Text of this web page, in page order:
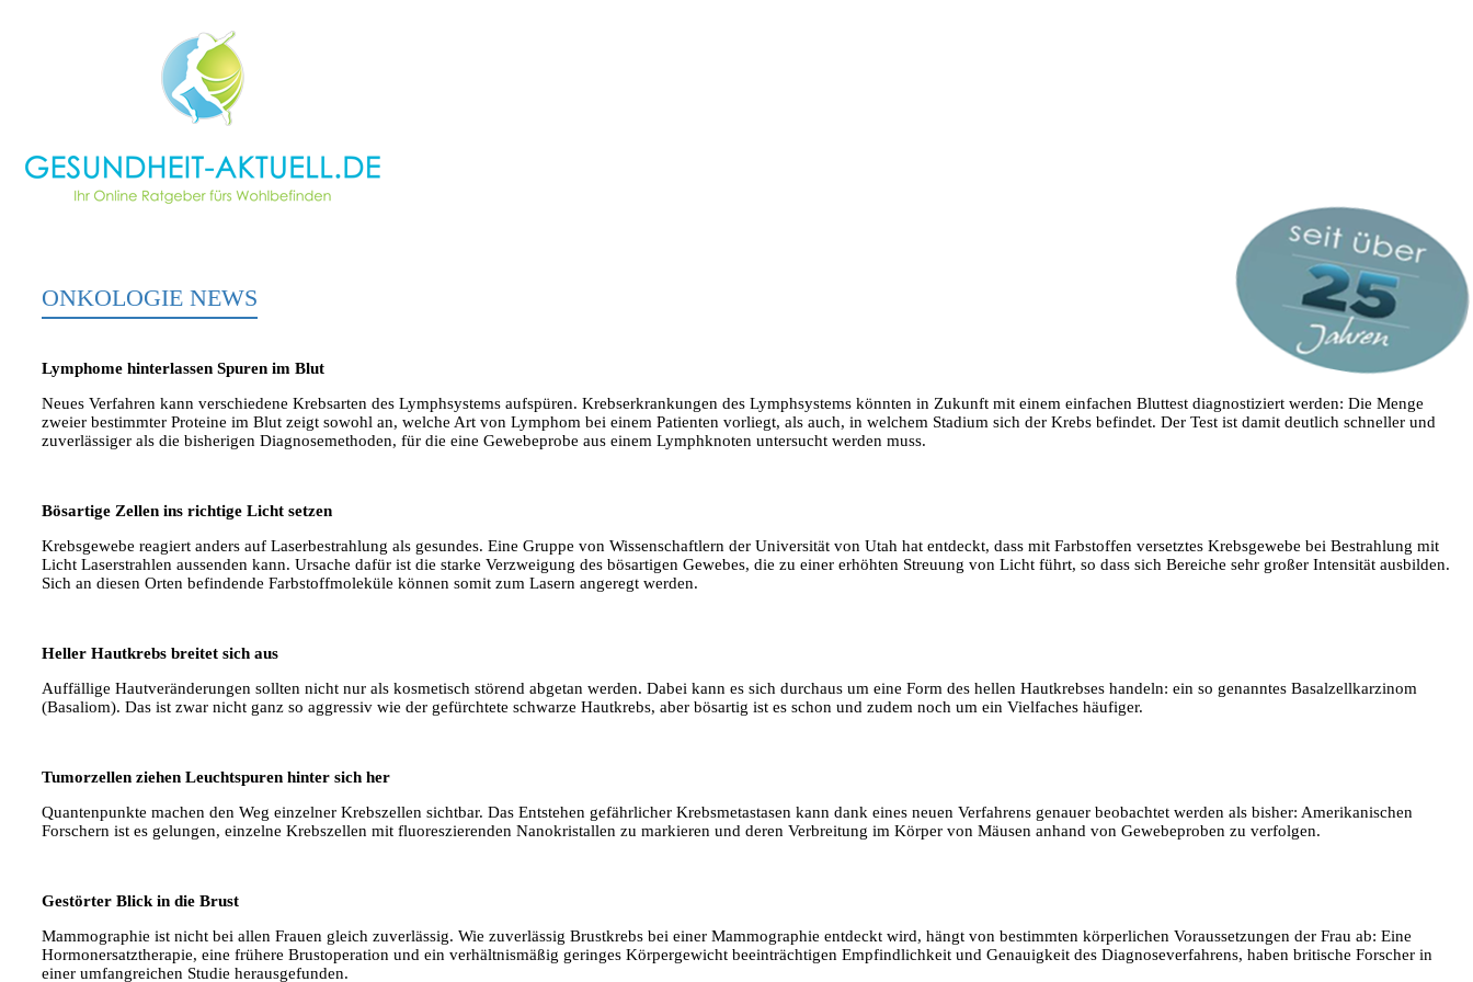
ONKOLOGIE NEWS
Lymphome hinterlassen Spuren im Blut
Neues Verfahren kann verschiedene Krebsarten des Lymphsystems aufspüren. Krebserkrankungen des Lymphsystems könnten in Zukunft mit einem einfachen Bluttest diagnostiziert werden: Die Menge
zweier bestimmter Proteine im Blut zeigt sowohl an, welche Art von Lymphom bei einem Patienten vorliegt, als auch, in welchem Stadium sich der Krebs befindet. Der Test ist damit deutlich schneller und
zuverlässiger als die bisherigen Diagnosemethoden, für die eine Gewebeprobe aus einem Lymphknoten untersucht werden muss.
Bösartige Zellen ins richtige Licht setzen
Krebsgewebe reagiert anders auf Laserbestrahlung als gesundes. Eine Gruppe von Wissenschaftlern der Universität von Utah hat entdeckt, dass mit Farbstoffen versetztes Krebsgewebe bei Bestrahlung mit
Licht Laserstrahlen aussenden kann. Ursache dafür ist die starke Verzweigung des bösartigen Gewebes, die zu einer erhöhten Streuung von Licht führt, so dass sich Bereiche sehr großer Intensität ausbilden.
Sich an diesen Orten befindende Farbstoffmoleküle können somit zum Lasern angeregt werden.
Heller Hautkrebs breitet sich aus
Auffällige Hautveränderungen sollten nicht nur als kosmetisch störend abgetan werden. Dabei kann es sich durchaus um eine Form des hellen Hautkrebses handeln: ein so genanntes Basalzellkarzinom
(Basaliom). Das ist zwar nicht ganz so aggressiv wie der gefürchtete schwarze Hautkrebs, aber bösartig ist es schon und zudem noch um ein Vielfaches häufiger.
Tumorzellen ziehen Leuchtspuren hinter sich her
Quantenpunkte machen den Weg einzelner Krebszellen sichtbar. Das Entstehen gefährlicher Krebsmetastasen kann dank eines neuen Verfahrens genauer beobachtet werden als bisher: Amerikanischen
Forschern ist es gelungen, einzelne Krebszellen mit fluoreszierenden Nanokristallen zu markieren und deren Verbreitung im Körper von Mäusen anhand von Gewebeproben zu verfolgen.
Gestörter Blick in die Brust
Mammographie ist nicht bei allen Frauen gleich zuverlässig. Wie zuverlässig Brustkrebs bei einer Mammographie entdeckt wird, hängt von bestimmten körperlichen Voraussetzungen der Frau ab: Eine
Hormonersatztherapie, eine frühere Brustoperation und ein verhältnismäßig geringes Körpergewicht beeinträchtigen Empfindlichkeit und Genauigkeit des Diagnoseverfahrens, haben britische Forscher in
einer umfangreichen Studie herausgefunden.